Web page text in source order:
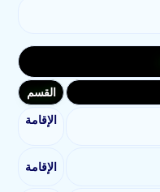
القسم
الإقامة
الإقامة